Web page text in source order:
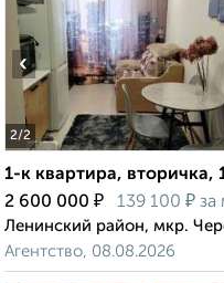
2/2
‹
1-к квартира, вторичка,
2 600 000 ₽ 139 100 ₽ за
Ленинский район, мкр.
Агентство, 08.08.2026